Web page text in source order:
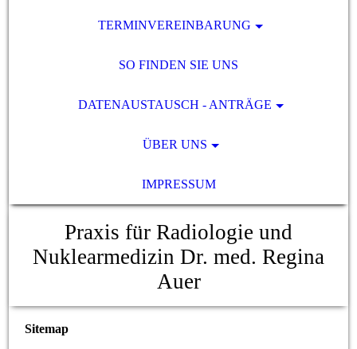
TERMINVEREINBARUNG
SO FINDEN SIE UNS
DATENAUSTAUSCH - ANTRÄGE
ÜBER UNS
IMPRESSUM
Praxis für Radiologie und
Nuklearmedizin Dr. med. Regina
Auer
Sitemap